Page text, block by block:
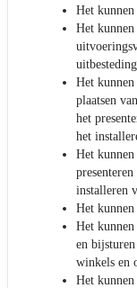
Het kunnen
Het kunnen
Het kunnen
plaatsen
het
het
Het
installeren
Het
Het
en
winkels en
Het